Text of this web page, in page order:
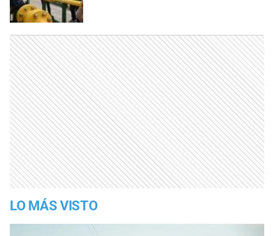
LO MÁS VISTO